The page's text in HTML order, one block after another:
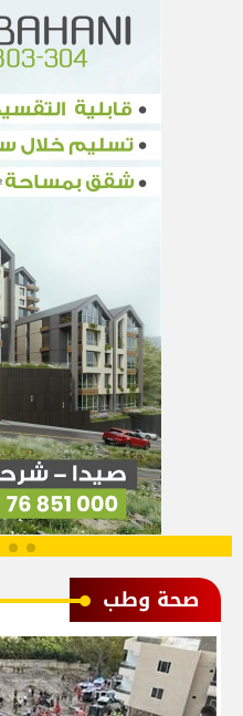
صحة وطب